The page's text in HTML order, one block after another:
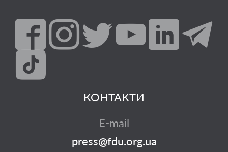
КОНТАКТИ
E-mail
press@fdu.org.ua